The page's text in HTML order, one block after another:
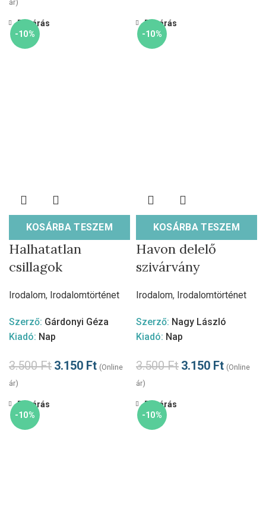
ár)
-10%
KOSÁRBA TESZEM
Bezárás
Halhatatlan
csillagok
Irodalom, Irodalomtörténet
Szerző: Gárdonyi Géza
Kiadó: Nap
3.500Ft 3.150 Ft (Online
ár)
-10%
KOSÁRBA TESZEM
Bezárás
Havon delelő
szivárvány
Irodalom, Irodalomtörténet
Szerző: Nagy László
Kiadó: Nap
3.500Ft 3.150 Ft (Online
ár)
-10%
Bezárás
-10%
Bezárás